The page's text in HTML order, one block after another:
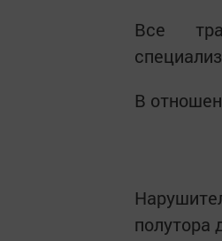
Все
В
полутора